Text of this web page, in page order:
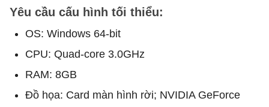
Yêu cầu cấu hình tối thiểu:
OS: Windows 64-bit
CPU: Quad-core 3.0GHz
RAM: 8GB
Đồ họa: Card màn hình rời; NVIDIA GeForce